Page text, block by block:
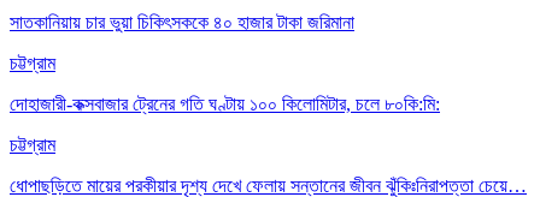
সাতকানিয়ায় চার ভুয়া চিকিৎসককে ৪০ হাজার টাকা জরিমানা
চট্টগ্রাম
দোহাজারী-কক্সবাজার ট্রেনের গতি ঘণ্টায় ১০০ কিলোমিটার, চলে ৮০কি:মি:
চট্টগ্রাম
ধোপাছড়িতে মায়ের পরকীয়ার দৃশ্য দেখে ফেলায় সন্তানের জীবন ঝুঁকিঃনিরাপত্তা চেয়ে…